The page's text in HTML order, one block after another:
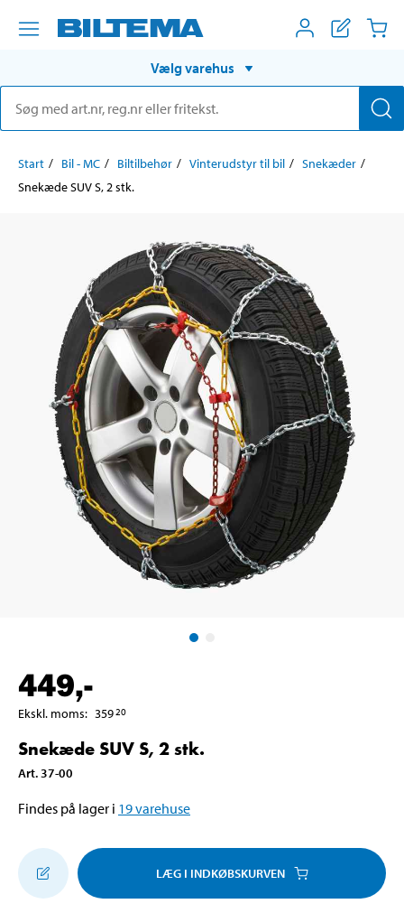
Vælg varehus
Start Bil - MC Biltilbehør Vinterudstyr til bil
Snekæder
Snekæde SUV S, 2 stk.
449,-
Ekskl. moms: 35920
Snekæde SUV S, 2 stk.
Art. 37-00
Findes på lager i 19varehuse
LÆG I INDKØBSKURVEN